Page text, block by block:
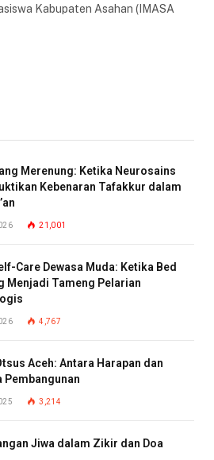
Kabupaten Asahan (IMASA
Merenung: Ketika Neurosains
Kebenaran Tafakkur dalam
21,001
Care Dewasa Muda: Ketika Bed
Menjadi Tameng Pelarian
4,767
Aceh: Antara Harapan dan
Pembangunan
3,214
Jiwa dalam Zikir dan Doa